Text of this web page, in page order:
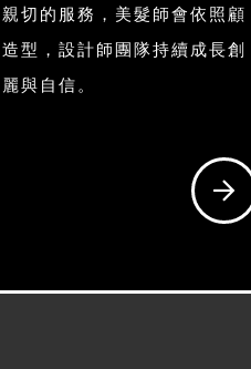
切的服務，美髮師會依照顧
型，設計師團隊持續成長創
與自信。